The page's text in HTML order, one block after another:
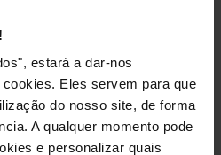
estará a dar-nos
Eles servem para que
do nosso site, de forma
A qualquer momento pode
e personalizar quais
44 mm
Grafite